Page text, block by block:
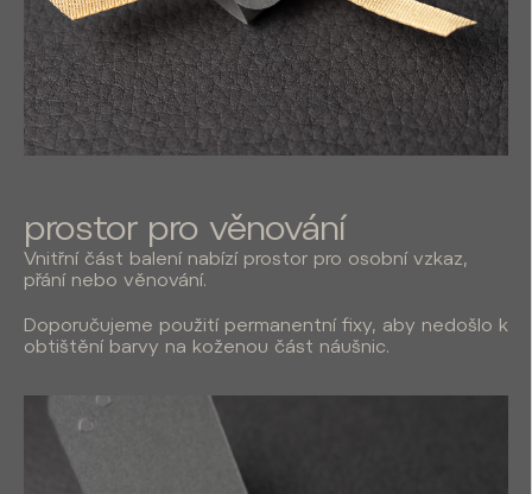
prostor pro věnování
Vnitřní část balení nabízí prostor pro osobní vzkaz,
přání nebo věnování.
Doporučujeme použití permanentní fixy, aby nedošlo k
obtištění barvy na koženou část náušnic.